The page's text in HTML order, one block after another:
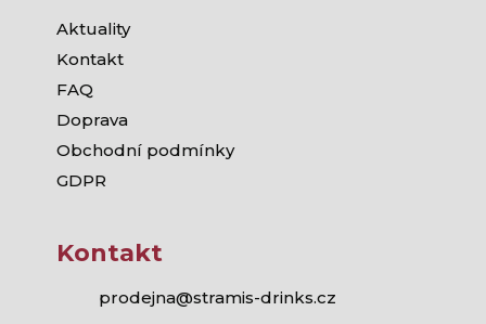
Aktuality
Kontakt
FAQ
Doprava
Obchodní podmínky
GDPR
Kontakt
prodejna@stramis-drinks.cz